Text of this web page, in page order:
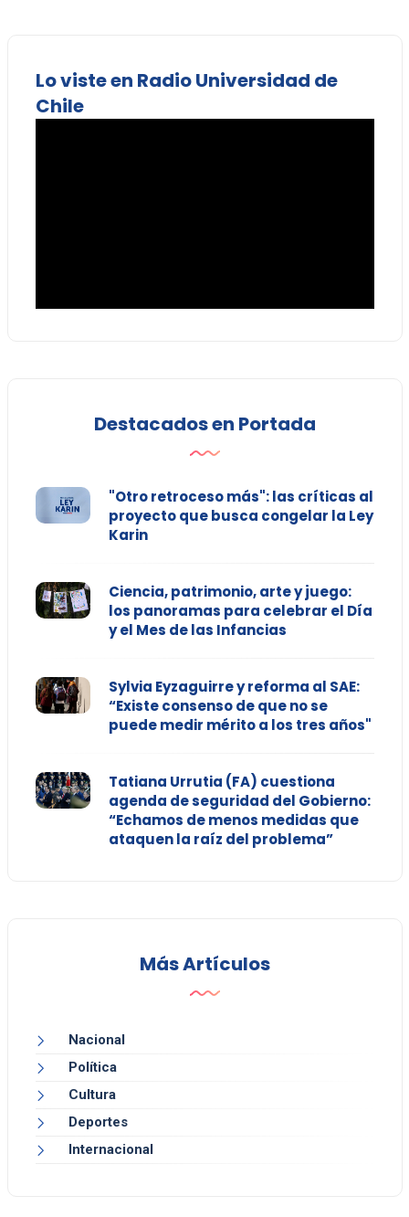
Lo viste en Radio Universidad de
Chile
Destacados en Portada
"Otro retroceso más": las críticas al
proyecto que busca congelar la Ley
Karin
Ciencia, patrimonio, arte y juego:
los panoramas para celebrar el Día
y el Mes de las Infancias
Sylvia Eyzaguirre y reforma al SAE:
“Existe consenso de que no se
puede medir mérito a los tres años"
Tatiana Urrutia (FA) cuestiona
agenda de seguridad del Gobierno:
“Echamos de menos medidas que
ataquen la raíz del problema”
Más Artículos
Nacional
Política
Cultura
Deportes
Internacional